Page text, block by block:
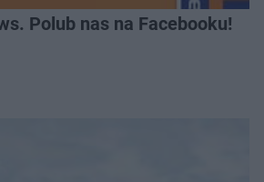
Polub nas na Facebooku!